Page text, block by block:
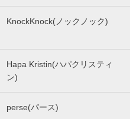
KnockKnock(ノックノック)
Hapa Kristin(ハパクリスティ
ン)
perse(パース)